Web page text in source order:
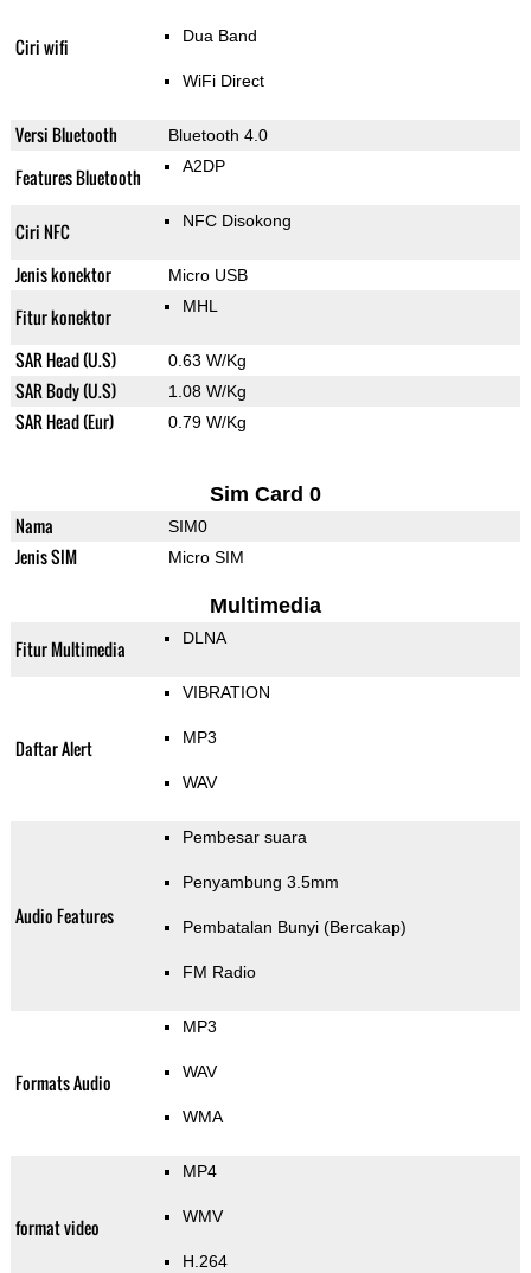
Ciri wifi Dua Band
WiFi Direct
Versi Bluetooth Bluetooth 4.0
Features Bluetooth A2DP
Ciri NFC NFC Disokong
Jenis konektor Micro USB
Fitur konektor MHL
SAR Head (U.S) 0.63 W/Kg
SAR Body (U.S) 1.08 W/Kg
SAR Head (Eur) 0.79 W/Kg
Sim Card 0
Nama SIM0
Jenis SIM Micro SIM
Multimedia
Fitur Multimedia DLNA
Daftar Alert
VIBRATION
MP3
WAV
Audio Features
Pembesar suara
Penyambung 3.5mm
Pembatalan Bunyi (Bercakap)
FM Radio
Formats Audio
MP3
WAV
WMA
format video
MP4
WMV
H.264